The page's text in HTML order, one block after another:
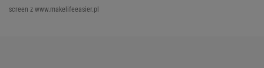
screen z www.makelifeeasier.pl